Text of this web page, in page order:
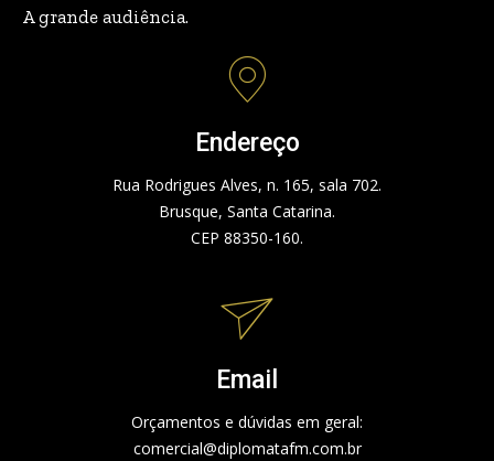
A grande audiência.
Endereço
Rua Rodrigues Alves, n. 165, sala 702.
Brusque, Santa Catarina.
CEP 88350-160.
Email
Orçamentos e dúvidas em geral:
comercial@diplomatafm.com.br